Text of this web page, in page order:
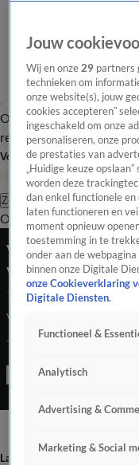
Overzicht Laatste nieuws
redactie
Volg Hart van Nederland
Zoeken
OverzichtRegio
Van software
voedselbank:
18 juni 2024, 15:29
Van software engineer
Jeroen 'wil geld
Laatste nieuws
Jouw
Wij en onze29 partners
technieken om
onze website(s), jouw
cookies accepteren”
ingeschakeld om onze
personaliseren, onze
de prestaties van
„Huidige keuze
worden deze
dan enkel functionele
laten functioneren en
moment opnieuw
toestemming in te
onder aan de
binnen onze Digitale
onze Cookieverklaring
Digitale Diensten.
Functioneel &
Analytisch
Advertising &
Marketing & Social